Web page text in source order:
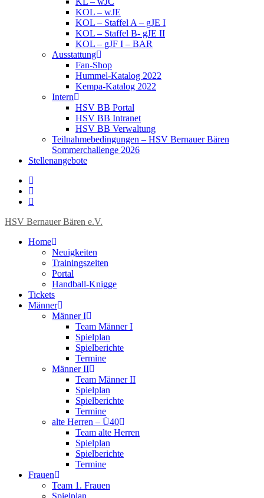
KOL – wJE
KOL – Staffel A – gJE I
KOL – Staffel B- gJE II
KOL – gJF I – BAR
Ausstattung
Fan-Shop
Hummel-Katalog 2022
Kempa-Katalog 2022
Intern
HSV BB Portal
HSV BB Intranet
HSV BB Verwaltung
Teilnahmebedingungen – HSV Bernauer Bären
Sommerchallenge 2026
Stellenangebote
HSV Bernauer Bären e.V.
Home
Neuigkeiten
Trainingszeiten
Portal
Handball-Knigge
Tickets
Männer
Männer I
Team Männer I
Spielplan
Spielberichte
Termine
Männer II
Team Männer II
Spielplan
Spielberichte
Termine
alte Herren – Ü40
Team alte Herren
Spielplan
Spielberichte
Termine
Frauen
Team 1. Frauen
Spielplan